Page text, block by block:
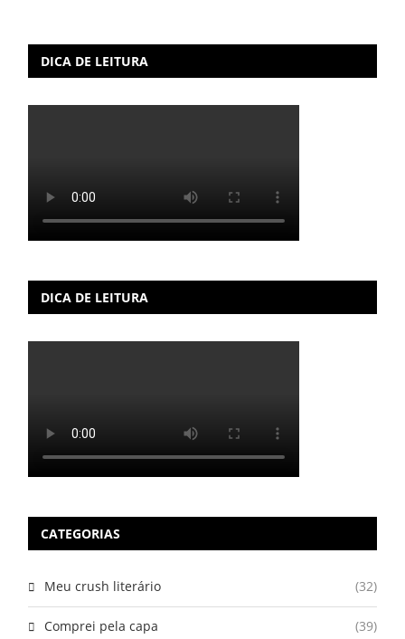
DICA DE LEITURA
DICA DE LEITURA
CATEGORIAS
Meu crush literário (32)
Comprei pela capa (39)